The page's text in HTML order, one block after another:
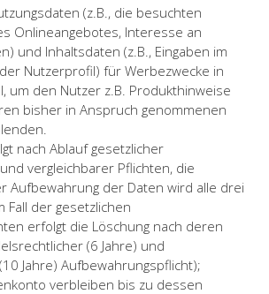
(z.B., die besuchten
Onlineangebotes, Interesse an
und Inhaltsdaten (z.B., Eingaben im
Nutzerprofil) für Werbezwecke in
um den Nutzer z.B. Produkthinweise
bisher in Anspruch genommenen
nach Ablauf gesetzlicher
vergleichbarer Pflichten, die
Aufbewahrung der Daten wird alle drei
Fall der gesetzlichen
erfolgt die Löschung nach deren
(6 Jahre) und
Jahre) Aufbewahrungspflicht);
verbleiben bis zu dessen